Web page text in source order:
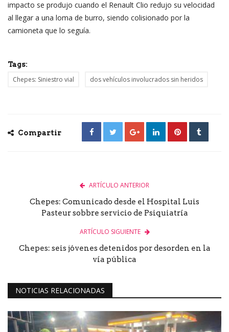
impacto se produjo cuando el Renault Clio redujo su velocidad
al llegar a una loma de burro, siendo colisionado por la
camioneta que lo seguía.
Tags:
Chepes: Siniestro vial dos vehículos involucrados sin heridos
Compartir
ARTÍCULO ANTERIOR
Chepes: Comunicado desde el Hospital Luis
Pasteur sobbre servicio de Psiquiatría
ARTÍCULO SIGUIENTE
Chepes: seis jóvenes detenidos por desorden en la
vía pública
NOTICIAS RELACIONADAS